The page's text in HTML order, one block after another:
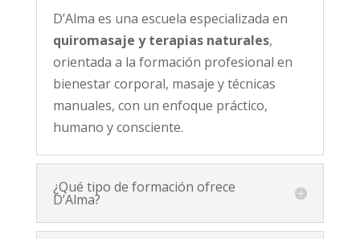
D’Alma es una escuela especializada en
quiromasaje y terapias naturales,
orientada a la formación profesional en
bienestar corporal, masaje y técnicas
manuales, con un enfoque práctico,
humano y consciente.
¿Qué tipo de formación ofrece
D’Alma?